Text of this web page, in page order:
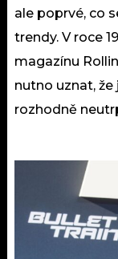
ale poprvé, co
trendy. V roce
magazínu
nutno uznat,
rozhodně